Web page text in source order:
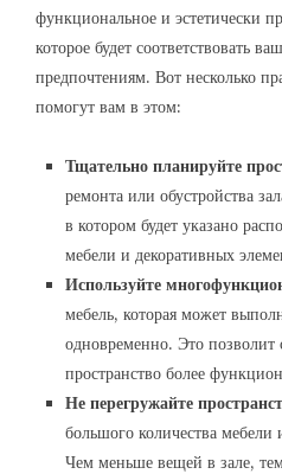
функциональное и эстетически
которое будет соответствовать
предпочтениям. Вот несколько
помогут вам в этом:
Тщательно планируйте
ремонта или обустройства
в котором будет указано
мебели и декоративных
Используйте
мебель, которая может
одновременно. Это позволит
пространство более
Не перегружайте
большого количества мебели
Чем меньше вещей в зале,